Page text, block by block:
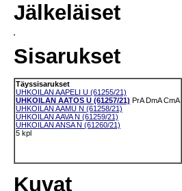
Jälkeläiset
Sisarukset
Täyssisarukset
UHKOILAN AAPELI U (61255/21)
UHKOILAN AATOS U (61257/21) PrA DmA CmA
UHKOILAN AAMU N (61258/21)
UHKOILAN AAVA N (61259/21)
UHKOILAN ANSA N (61260/21)
5 kpl
Kuvat